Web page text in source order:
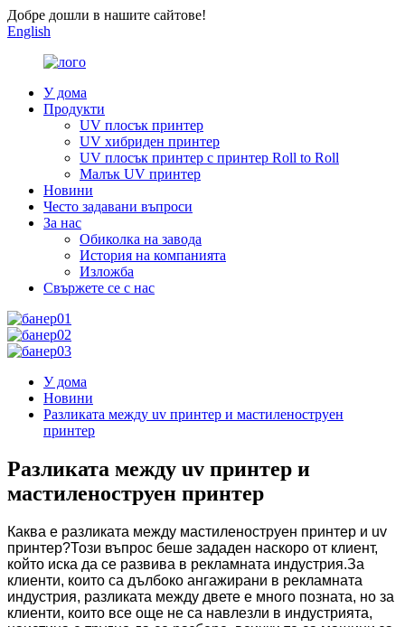
Добре дошли в нашите сайтове!
English
У дома
Продукти
UV плосък принтер
UV хибриден принтер
UV плосък принтер с принтер Roll to Roll
Малък UV принтер
Новини
Често задавани въпроси
За нас
Обиколка на завода
История на компанията
Изложба
Свържете се с нас
У дома
Новини
Разликата между uv принтер и мастиленоструен
принтер
Разликата между uv принтер и
мастиленоструен принтер
Каква е разликата между мастиленоструен принтер и uv
принтер?Този въпрос беше зададен наскоро от клиент,
който иска да се развива в рекламната индустрия.За
клиенти, които са дълбоко ангажирани в рекламната
индустрия, разликата между двете е много позната, но за
клиенти, които все още не са навлезли в индустрията,